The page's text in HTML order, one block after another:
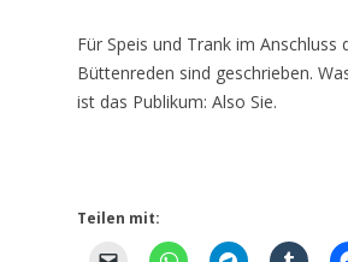
Für Speis und Trank im Anschluss
Büttenreden sind geschrieben.
ist das Publikum: Also Sie.
Teilen mit: